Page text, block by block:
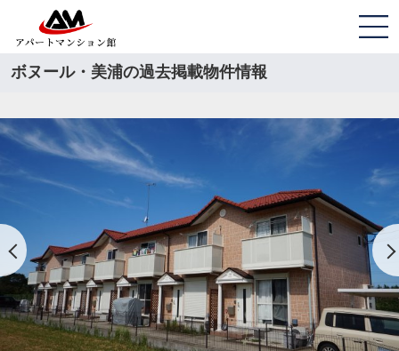
ボヌール・美浦の過去掲載物件情報